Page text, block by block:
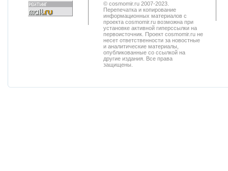
© cosmomir.ru 2007-2023.
Перепечатка и копирование
информационных материалов с
проекта cosmomir.ru возможна при
установке активной гиперссылки на
первоисточник. Проект cosmomir.ru не
несет ответственности за новостные
и аналитические материалы,
опубликованные со ссылкой на
другие издания. Все права
защищены.